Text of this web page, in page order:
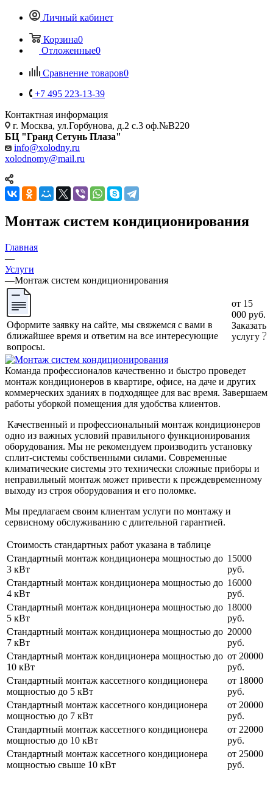
Личный кабинет
Корзина0
Отложенные0
Сравнение товаров0
+7 495 223-13-39
Контактная информация
г. Москва, ул.Горбунова, д.2 с.3 оф.№В220
БЦ "Гранд Сетунь Плаза"
info@xolodny.ru
xolodnomy@mail.ru
Монтаж систем кондиционирования
Главная
—
Услуги
—Монтаж систем кондиционирования
Оформите заявку на сайте, мы свяжемся с вами в
ближайшее время и ответим на все интересующие
вопросы.
от 15
000 руб.
Заказать
услугу
Команда профессионалов качественно и быстро проведет
монтаж кондиционеров в квартире, офисе, на даче и других
коммерческих зданиях в подходящее для вас время. Завершаем
работы уборкой помещения для удобства клиентов.
Качественный и профессиональный монтаж кондиционеров
одно из важных условий правильного функционирования
оборудования. Мы не рекомендуем производить установку
сплит-системы собственными силами. Современные
климатические системы это технически сложные приборы и
неправильный монтаж может привести к преждевременному
выходу из строя оборудования и его поломке.
Мы предлагаем своим клиентам услуги по монтажу и
сервисному обслуживанию с длительной гарантией.
Стоимость стандартных работ указана в таблице
Стандартный монтаж кондиционера мощностью до
3 кВт
15000
руб.
Стандартный монтаж кондиционера мощностью до
4 кВт
16000
руб.
Стандартный монтаж кондиционера мощностью до
5 кВт
18000
руб.
Стандартный монтаж кондиционера мощностью до
7 кВт
20000
руб.
Стандартный монтаж кондиционера мощностью до
10 кВт
от 20000
руб.
Стандартный монтаж кассетного кондиционера
мощностью до 5 кВт
от 18000
руб.
Стандартный монтаж кассетного кондиционера
мощностью до 7 кВт
от 20000
руб.
Стандартный монтаж кассетного кондиционера
мощностью до 10 кВт
от 22000
руб.
Стандартный монтаж кассетного кондиционера
мощностью свыше 10 кВт
от 25000
руб.